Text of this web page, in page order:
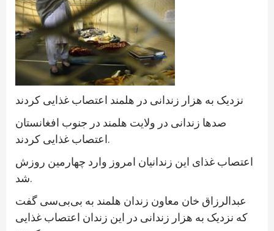
نزدیک به هزار زندانی در هلمند اعتصاب غذایی کردند
صدها زندانی در ولایت هلمند در جنوب افغانستان
اعتصاب غذایی کردند.
اعتصاب غذای این زندانیان امروز وارد چهارمین روزش
شد.
عبدالرزاق خان معاون زندان هلمند به بی‌بی‌سی گفت
که نزدیک به هزار زندانی در این زندان اعتصاب غذایی